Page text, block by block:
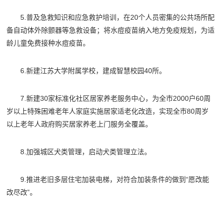
5.普及急救知识和应急救护培训，在20个人员密集的公共场所配
备自动体外除颤器等急救设备；将水痘疫苗纳入地方免疫规划，为适
龄儿童免费接种水痘疫苗。
6.新建江苏大学附属学校，建成智慧校园40所。
7.新建30家标准化社区居家养老服务中心，为全市2000户60周
岁以上特殊困难老年人家庭实施居家适老化改造，实现全市80周岁
以上老年人政府购买居家养老上门服务全覆盖。
8.加强城区犬类管理，启动犬类管理立法。
9.推进老旧多层住宅加装电梯，对符合加装条件的做到“愿改能
改尽改”。